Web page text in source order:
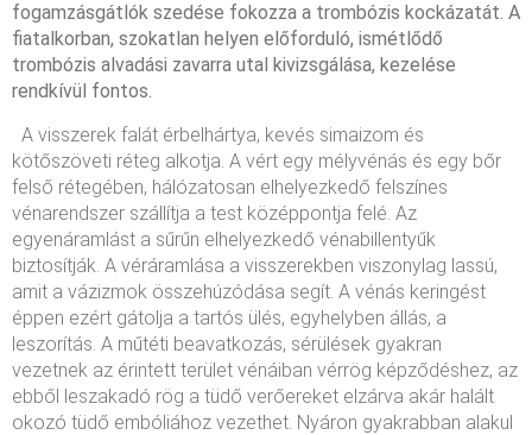
fogamzásgátlók szedése fokozza a trombózis kockázatát. A
fiatalkorban, szokatlan helyen előforduló, ismétlődő
trombózis alvadási zavarra utal kivizsgálása, kezelése
rendkívül fontos.
A visszerek falát érbelhártya, kevés simaizom és
kötőszöveti réteg alkotja. A vért egy mélyvénás és egy bőr
felső rétegében, hálózatosan elhelyezkedő felszínes
vénarendszer szállítja a test középpontja felé. Az
egyenáramlást a sűrűn elhelyezkedő vénabillentyűk
biztosítják. A véráramlása a visszerekben viszonylag lassú,
amit a vázizmok összehúzódása segít. A vénás keringést
éppen ezért gátolja a tartós ülés, egyhelyben állás, a
leszorítás. A műtéti beavatkozás, sérülések gyakran
vezetnek az érintett terület vénáiban vérrög képződéshez, az
ebből leszakadó rög a tüdő verőereket elzárva akár halált
okozó tüdő embóliához vezethet. Nyáron gyakrabban alakul